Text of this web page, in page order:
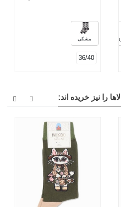
مشکی
36/40
را نیز خریده اند: